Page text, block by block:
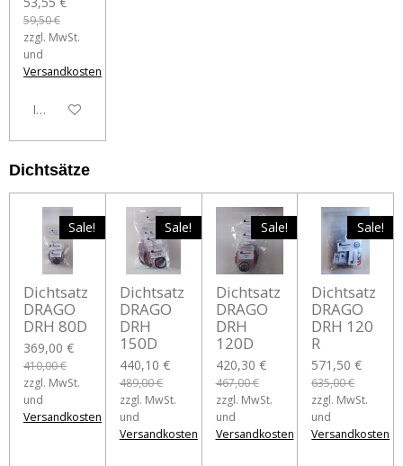
59,50 €
zzgl. MwSt.
und
Versandkosten
In den Warenkorb
Dichtsätze
Sale!
Dichtsatz
DRAGO
DRH 80D
369,00 €
410,00 €
zzgl. MwSt.
und
Versandkosten
Sale!
Dichtsatz
DRAGO
DRH
150D
440,10 €
489,00 €
zzgl. MwSt.
und
Versandkosten
Sale!
Dichtsatz
DRAGO
DRH
120D
420,30 €
467,00 €
zzgl. MwSt.
und
Versandkosten
Sale!
Dichtsatz
DRAGO
DRH 120
R
571,50 €
635,00 €
zzgl. MwSt.
und
Versandkosten